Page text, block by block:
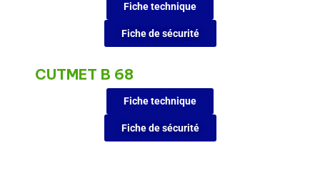
Fiche technique
Fiche de sécurité
CUTMET B 68
Fiche technique
Fiche de sécurité